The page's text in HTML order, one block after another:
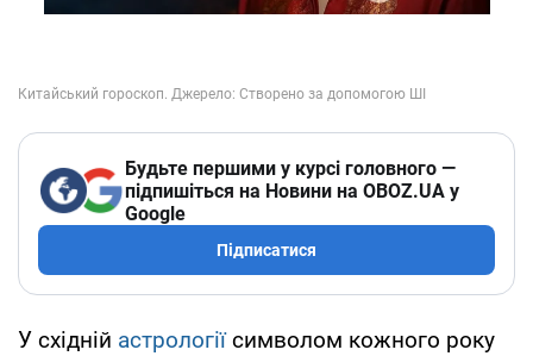
Будьте першими у курсі головного —
підпишіться на Новини на OBOZ.UA у
Google
Підписатися
У східній астрологіїсимволом кожного року